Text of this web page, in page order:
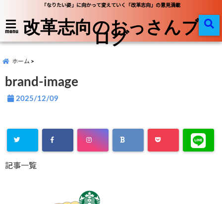
「なりたい姿」に向かって変えていく「改革志向」の意見満載
menu 改革志向のおっさんブ
ログ
ホーム
brand-image
2025/12/09
記事一覧